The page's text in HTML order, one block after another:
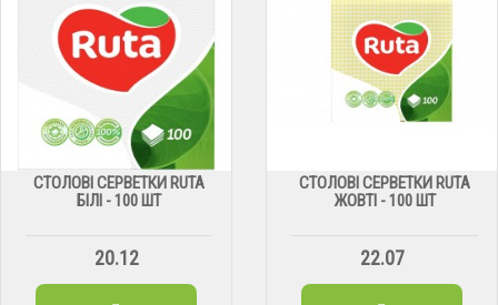
СТОЛОВІ СЕРВЕТКИ RUTA
БІЛІ - 100 ШТ
20.12
СТОЛОВІ СЕРВЕТКИ RUTA
ЖОВТІ - 100 ШТ
22.07